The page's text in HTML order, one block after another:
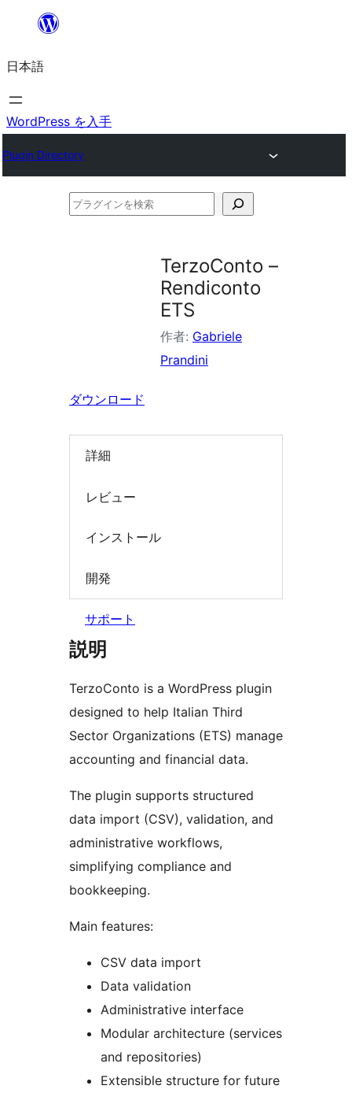
を
ス
キ
プ
日本語
WordPress を入手
Plugin Directory
プ
TerzoConto –
Rendiconto
ETS
作者: Gabriele
Prandini
ダウンロード
詳細
レビュー
インストール
開発
サポート
説明
TerzoConto is a WordPress plugin
designed to help Italian Third
Sector Organizations (ETS) manage
accounting and financial data.
The plugin supports structured
data import (CSV), validation, and
administrative workflows,
simplifying compliance and
bookkeeping.
Main features:
CSV data import
Data validation
Administrative interface
Modular architecture (services
and repositories)
Extensible structure for future